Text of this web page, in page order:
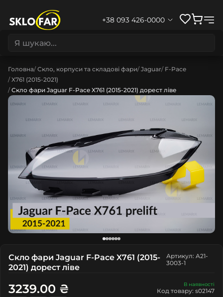
+38 093 426-0000
Головна Скло, корпуси та складові фари Jaguar F-Pace
X761 (2015-2021)
Скло фари Jaguar F-Pace X761 (2015-2021) дорест ліве
Скло фари Jaguar F-Pace X761 (2015-
2021) дорест ліве
Артикул: A21-
3003-1
В наявності
Код товару: s02147
3239.00 ₴